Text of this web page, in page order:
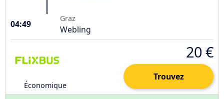
04:49
Graz
Webling
Économique
20 €
Trouvez